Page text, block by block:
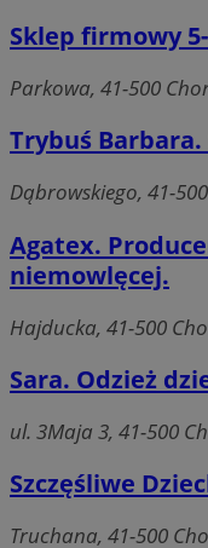
Sklep firmowy
Parkowa, 41-500
Trybuś Barbara.
Dąbrowskiego, 41-
Agatex.
niemowlęcej.
Hajducka, 41-500
Sara. Odzież
ul. 3Maja 3, 41-500
Szczęśliwe
Truchana, 41-500